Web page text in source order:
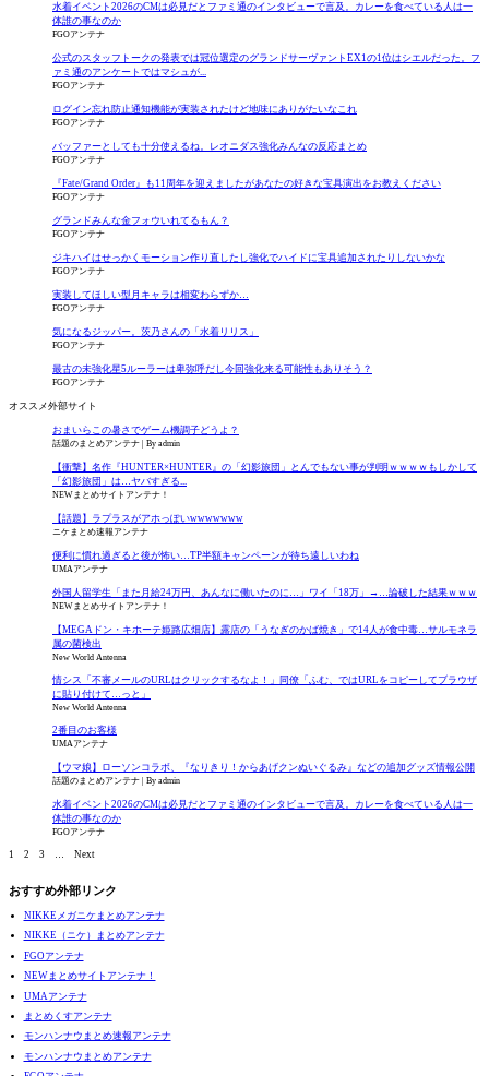
水着イベント2026のCMは必見だとファミ通のインタビューで言及。カレーを食べている人は一
体誰の事なのか
FGOアンテナ
公式のスタッフトークの発表では冠位選定のグランドサーヴァントEX1の1位はシエルだった。フ
ァミ通のアンケートではマシュが...
FGOアンテナ
ログイン忘れ防止通知機能が実装されたけど地味にありがたいなこれ
FGOアンテナ
バッファーとしても十分使えるね。レオニダス強化みんなの反応まとめ
FGOアンテナ
『Fate/Grand Order』も11周年を迎えましたがあなたの好きな宝具演出をお教えください
FGOアンテナ
グランドみんな金フォウいれてるもん？
FGOアンテナ
ジキハイはせっかくモーション作り直したし強化でハイドに宝具追加されたりしないかな
FGOアンテナ
実装してほしい型月キャラは相変わらずか…
FGOアンテナ
気になるジッパー。茨乃さんの「水着リリス」
FGOアンテナ
最古の未強化星5ルーラーは卑弥呼だし今回強化来る可能性もありそう？
FGOアンテナ
オススメ外部サイト
おまいらこの暑さでゲーム機調子どうよ？
話題のまとめアンテナ By admin
【衝撃】名作『HUNTER×HUNTER』の「幻影旅団」とんでもない事が判明ｗｗｗｗもしかして
「幻影旅団」は…ヤバすぎる...
NEWまとめサイトアンテナ！
【話題】ラプラスがアホっぽいwwwwwww
ニケまとめ速報アンテナ
便利に慣れ過ぎると後が怖い…TP半額キャンペーンが待ち遠しいわね
UMAアンテナ
外国人留学生「また月給24万円、あんなに働いたのに…」ワイ「18万」→…論破した結果ｗｗｗ
NEWまとめサイトアンテナ！
【MEGAドン・キホーテ姫路広畑店】露店の「うなぎのかば焼き」で14人が食中毒…サルモネラ
属の菌検出
New World Antenna
情シス「不審メールのURLはクリックするなよ！」同僚「ふむ、ではURLをコピーしてブラウザ
に貼り付けて…っと」
New World Antenna
2番目のお客様
UMAアンテナ
【ウマ娘】ローソンコラボ、『なりきり！からあげクンぬいぐるみ』などの追加グッズ情報公開
話題のまとめアンテナ By admin
水着イベント2026のCMは必見だとファミ通のインタビューで言及。カレーを食べている人は一
体誰の事なのか
FGOアンテナ
1 2 3 … Next
おすすめ外部リンク
NIKKEメガニケまとめアンテナ
NIKKE（ニケ）まとめアンテナ
FGOアンテナ
NEWまとめサイトアンテナ！
UMAアンテナ
まとめくすアンテナ
モンハンナウまとめ速報アンテナ
モンハンナウまとめアンテナ